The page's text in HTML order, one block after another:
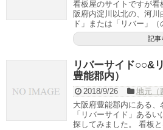
看板屋のサイトですが
阪府内淀川以北の、河
ド」または「リバー」
記事
リバーサイド○○&
豊能郡内）
2018/9/26
地元（
大阪府豊能郡内にある
「リバーサイド」ある
探してみました。 看板